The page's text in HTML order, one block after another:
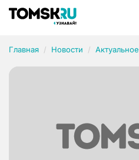
Главная Новости Актуальное